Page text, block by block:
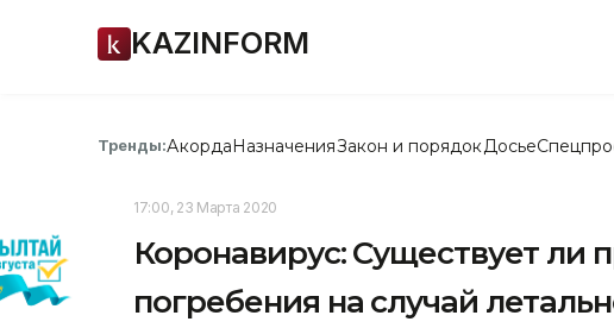
KAZINFORM
Тренды:АкордаНазначенияЗакон и порядок Досье
17:00, 23 Марта 2020
Коронавирус: Существует ли
погребения на случай